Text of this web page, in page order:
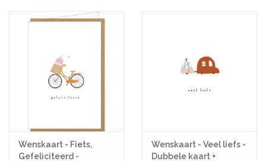
Wenskaart - Fiets,
Gefeliciteerd -
Wenskaart - Veel liefs -
Dubbele kaart +